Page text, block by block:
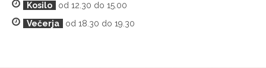
Kosilo
od 12.30 do 15.00
Večerja
od 18.30 do 19.30